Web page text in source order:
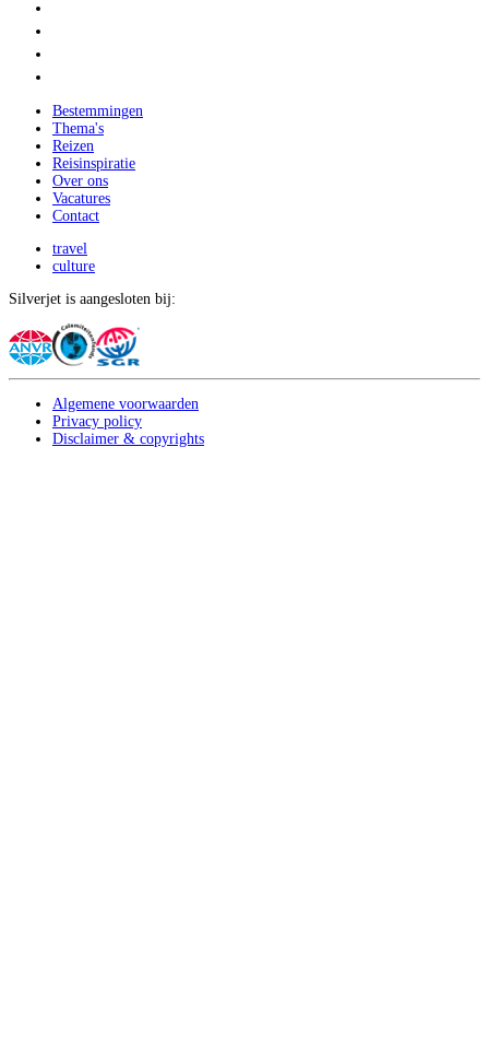
Bestemmingen
Thema's
Reizen
Reisinspiratie
Over ons
Vacatures
Contact
travel
culture
Silverjet is aangesloten bij:
Algemene voorwaarden
Privacy policy
Disclaimer & copyrights